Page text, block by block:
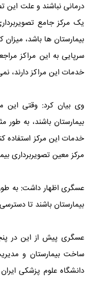
درمانی نباشند و علت این
یک مرکز جامع
بیمارستان ها باشد،
سرپایی به این مراکز
خدمات این مراکز دارند،
وی بیان کرد: وقتی این
بیمارستان باشند، به طور
خدمات این مرکز استفاده
مرکز معین تصویربرداری
عسگری اظهار داشت: به
بیمارستان باشند تا
عسگری پیش از این در
ساخت بیمارستان و
دانشگاه علوم پزشکی